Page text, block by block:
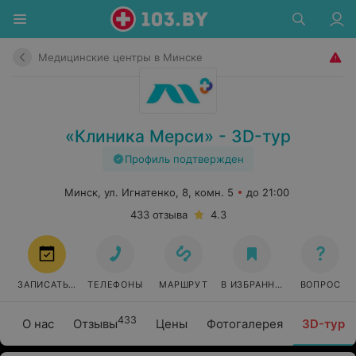
Медицинские центры в Минске
«Клиника Мерси» - 3D-тур
Профиль подтвержден
О нас Отзывы433 Цены Фотогалерея 3D-тур
Минск, ул. Игнатенко, 8, комн. 5
до 21:00
433 отзыва
4.3
ЗАПИСАТЬСЯ ТЕЛЕФОНЫ МАРШРУТ В ИЗБРАННОЕ ВОПРОС